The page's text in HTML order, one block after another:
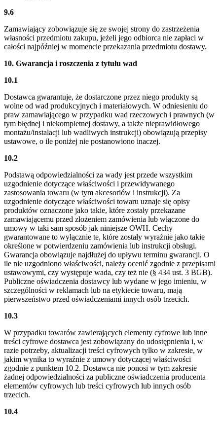
9.6
Zamawiający zobowiązuje się ze swojej strony do zastrzeżenia
własności przedmiotu zakupu, jeżeli jego odbiorca nie zapłaci w
całości najpóźniej w momencie przekazania przedmiotu dostawy.
10. Gwarancja i roszczenia z tytułu wad
10.1
Dostawca gwarantuje, że dostarczone przez niego produkty są
wolne od wad produkcyjnych i materiałowych. W odniesieniu do
praw zamawiającego w przypadku wad rzeczowych i prawnych (w
tym błędnej i niekompletnej dostawy, a także nieprawidłowego
montażu/instalacji lub wadliwych instrukcji) obowiązują przepisy
ustawowe, o ile poniżej nie postanowiono inaczej.
10.2
Podstawą odpowiedzialności za wady jest przede wszystkim
uzgodnienie dotyczące właściwości i przewidywanego
zastosowania towaru (w tym akcesoriów i instrukcji). Za
uzgodnienie dotyczące właściwości towaru uznaje się opisy
produktów oznaczone jako takie, które zostały przekazane
zamawiającemu przed złożeniem zamówienia lub włączone do
umowy w taki sam sposób jak niniejsze OWH. Cechy
gwarantowane to wyłącznie te, które zostały wyraźnie jako takie
określone w potwierdzeniu zamówienia lub instrukcji obsługi.
Gwarancja obowiązuje najdłużej do upływu terminu gwarancji. O
ile nie uzgodniono właściwości, należy ocenić zgodnie z przepisami
ustawowymi, czy występuje wada, czy też nie (§ 434 ust. 3 BGB).
Publiczne oświadczenia dostawcy lub wydane w jego imieniu, w
szczególności w reklamach lub na etykiecie towaru, mają
pierwszeństwo przed oświadczeniami innych osób trzecich.
10.3
W przypadku towarów zawierających elementy cyfrowe lub inne
treści cyfrowe dostawca jest zobowiązany do udostępnienia i, w
razie potrzeby, aktualizacji treści cyfrowych tylko w zakresie, w
jakim wynika to wyraźnie z umowy dotyczącej właściwości
zgodnie z punktem 10.2. Dostawca nie ponosi w tym zakresie
żadnej odpowiedzialności za publiczne oświadczenia producenta
elementów cyfrowych lub treści cyfrowych lub innych osób
trzecich.
10.4